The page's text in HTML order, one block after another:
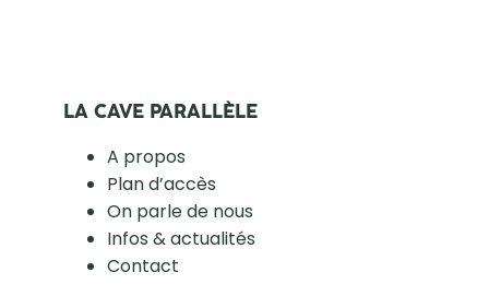
LA CAVE PARALLÈLE
A propos
Plan d’accès
On parle de nous
Infos & actualités
Contact